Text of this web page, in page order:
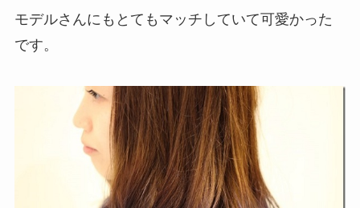
モデルさんにもとてもマッチしていて可愛かった
です。